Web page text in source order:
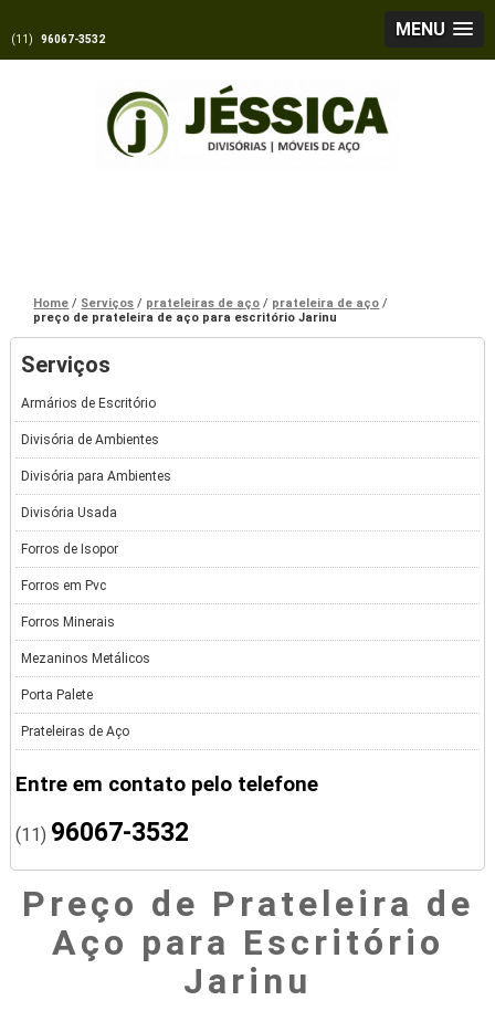
MENU
(11) 96067-3532
Home Serviços prateleiras de aço
prateleira de aço
preço de prateleira de aço para escritório Jarinu
Serviços
Armários de Escritório
Divisória de Ambientes
Divisória para Ambientes
Divisória Usada
Forros de Isopor
Forros em Pvc
Forros Minerais
Mezaninos Metálicos
Porta Palete
Prateleiras de Aço
Entre em contato pelo telefone
(11) 96067-3532
Preço de Prateleira de
Aço para Escritório
Jarinu